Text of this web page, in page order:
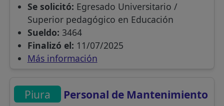
Se solicitó: Egresado Universitario /
Superior pedagógico en Educación
Sueldo: 3464
Finalizó el: 11/07/2025
Más información
Piura Personal de Mantenimiento